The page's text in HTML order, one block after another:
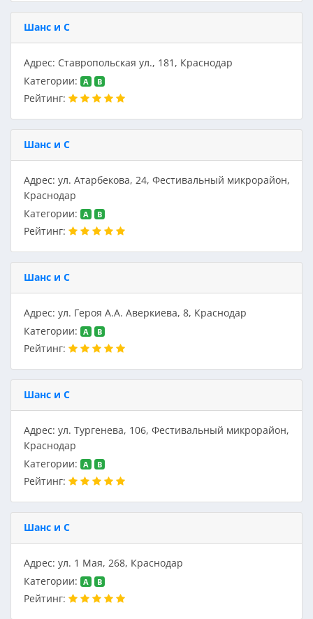
Шанс и С
Адрес: Ставропольская ул., 181, Краснодар
Категории:
A B
Рейтинг:
Шанс и С
Адрес: ул. Атарбекова, 24, Фестивальный микрорайон,
Краснодар
Категории:
A B
Рейтинг:
Шанс и С
Адрес: ул. Героя А.А. Аверкиева, 8, Краснодар
Категории:
A B
Рейтинг:
Шанс и С
Адрес: ул. Тургенева, 106, Фестивальный микрорайон,
Краснодар
Категории:
A B
Рейтинг:
Шанс и С
Адрес: ул. 1 Мая, 268, Краснодар
Категории:
A B
Рейтинг: